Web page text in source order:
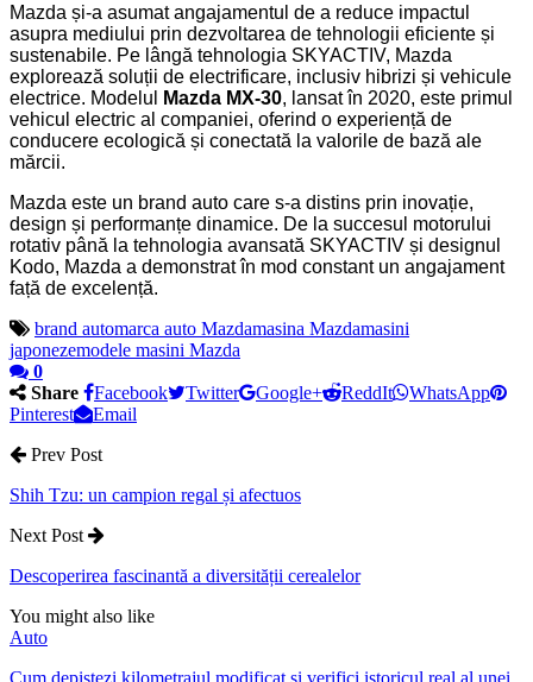
Mazda și-a asumat angajamentul de a reduce impactul
asupra mediului prin dezvoltarea de tehnologii eficiente și
sustenabile. Pe lângă tehnologia SKYACTIV, Mazda
explorează soluții de electrificare, inclusiv hibrizi și vehicule
electrice. Modelul
Mazda MX-30, lansat în 2020, este primul
vehicul electric al companiei, oferind o experiență de
conducere ecologică și conectată la valorile de bază ale
mărcii.
Mazda este un brand auto care s-a distins prin inovație,
design și performanțe dinamice. De la succesul motorului
rotativ până la tehnologia avansată SKYACTIV și designul
Kodo, Mazda a demonstrat în mod constant un angajament
față de excelență.
brand automarca auto Mazdamasina Mazdamasini
japonezemodele masini Mazda
0
Share
Facebook Twitter Google+ ReddIt
WhatsApp
Pinterest
Email
Prev Post
Shih Tzu: un campion regal și afectuos
Next Post
Descoperirea fascinantă a diversității cerealelor
You might also like
Auto
Cum depistezi kilometrajul modificat și verifici istoricul real al unei